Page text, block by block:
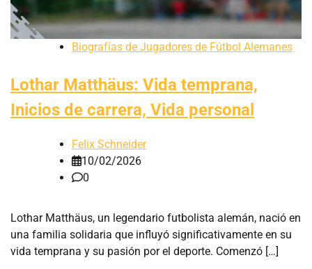
Biografías de Jugadores de Fútbol Alemanes
Lothar Matthäus: Vida temprana,
Inicios de carrera, Vida personal
Felix Schneider
10/02/2026
0
Lothar Matthäus, un legendario futbolista alemán, nació en
una familia solidaria que influyó significativamente en su
vida temprana y su pasión por el deporte. Comenzó […]